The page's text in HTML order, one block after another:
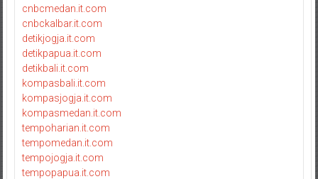
cnbcmedan.it.com
cnbckalbar.it.com
detikjogja.it.com
detikpapua.it.com
detikbali.it.com
kompasbali.it.com
kompasjogja.it.com
kompasmedan.it.com
tempoharian.it.com
tempomedan.it.com
tempojogja.it.com
tempopapua.it.com